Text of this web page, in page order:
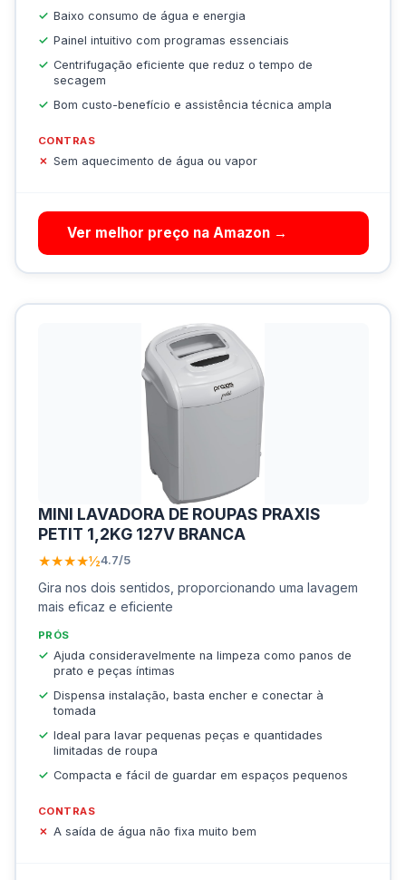
Baixo consumo de água e energia
Painel intuitivo com programas essenciais
Centrifugação eficiente que reduz o tempo de
secagem
Bom custo-benefício e assistência técnica ampla
CONTRAS
Sem aquecimento de água ou vapor
Ver melhor preço na Amazon →
MINI LAVADORA DE ROUPAS PRAXIS
PETIT 1,2KG 127V BRANCA
★★★★½4.7/5
Gira nos dois sentidos, proporcionando uma lavagem
mais eficaz e eficiente
PRÓS
Ajuda consideravelmente na limpeza como panos de
prato e peças íntimas
Dispensa instalação, basta encher e conectar à
tomada
Ideal para lavar pequenas peças e quantidades
limitadas de roupa
Compacta e fácil de guardar em espaços pequenos
CONTRAS
A saída de água não fixa muito bem